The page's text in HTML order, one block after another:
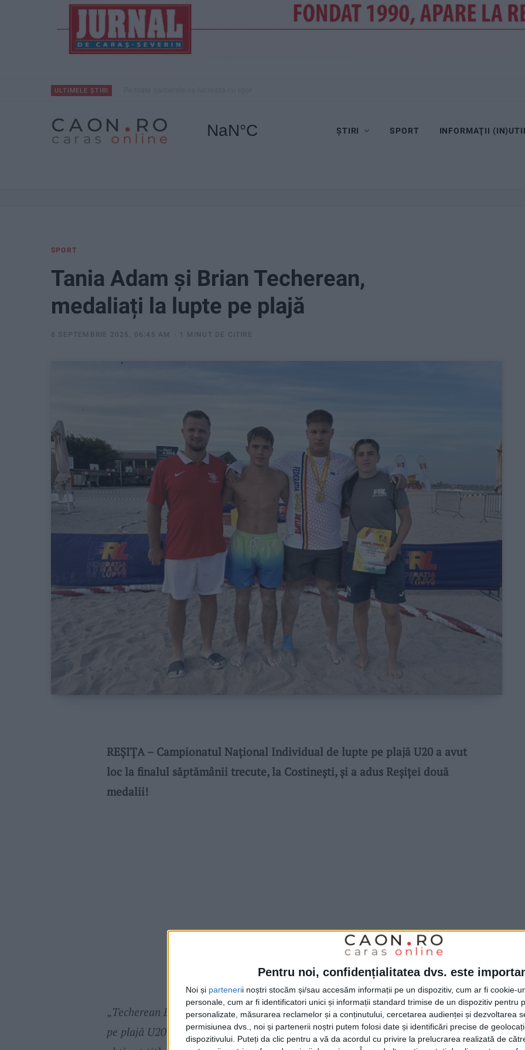
Pentru noi, confidențialitatea dvs. este
Noi și partenerii noștri stocăm și/sau accesăm informații pe un dispozitiv, cum ar fi cookie-
personale, cum ar fi identificatori unici și informații standard trimise de un dispozitiv pentru
personalizate, măsurarea reclamelor și a conținutului, cercetarea audienței și dezvoltarea
permisiunea dvs., noi și partenerii noștri putem folosi date și identificări precise de
dispozitivului. Puteți da clic pentru a vă da acordul cu privire la prelucrarea realizată de
ULTIMELE ȘTIRI
ȘTIRI SPORT INFORMAŢII
SPORT
Tania Adam și Brian Techerean,
medaliați la lupte pe plajă
8 SEPTEMBRIE 2025, 06:45 AM 1 MINUT DE CITIRE
REȘIȚA – Campionatul Național Individual de lupte pe plajă U20 a avut
loc la finalul săptămânii trecute, la Costinești, și a adus Reșiței două
medalii!
„Techerean Brian, legitimat laCSM Reșița, a devenitcampion național la lupte
pe plajă U20, categoria + 90 kg, iarAdam Tania , legitimată la CSM Reșița, a